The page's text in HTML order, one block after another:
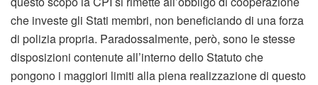
che investe gli Stati membri, non beneficiando di una forza
di polizia propria. Paradossalmente, però, sono le stesse
disposizioni contenute all’interno dello Statuto che
pongono i maggiori limiti alla piena realizzazione di questo